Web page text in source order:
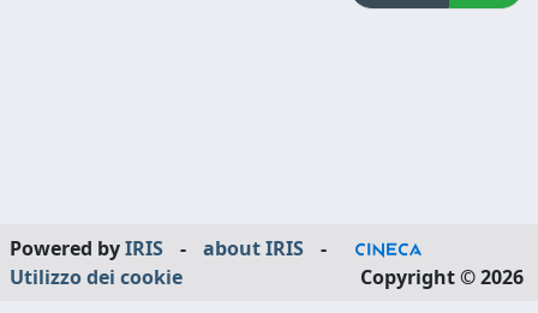
Powered byIRIS - about IRIS
-
Utilizzo dei cookie
Copyright © 2026